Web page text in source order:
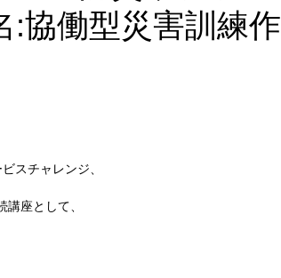
:協働型災害訓練作
スチャレンジ、
座として、